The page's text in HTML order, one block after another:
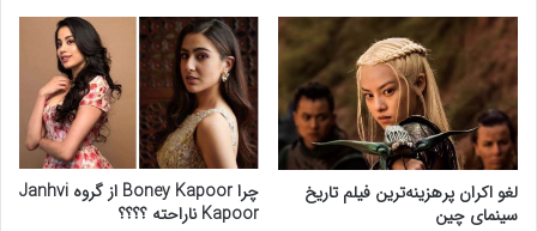
لغو اکران پرهزینه‌ترین فیلم تاریخ
سینمای چین
چرا Boney Kapoor از گروه Janhvi
Kapoor ناراحته ؟؟؟؟